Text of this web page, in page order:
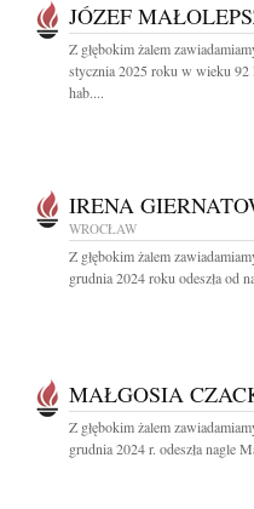
JÓZEF
Z głębokim żalem
stycznia 2025 roku w wieku 92
hab....
IRENA
WROCŁAW
Z głębokim żalem
grudnia 2024 roku odeszła od
MAŁGOSIA
Z głębokim żalem
grudnia 2024 r. odeszła nagle